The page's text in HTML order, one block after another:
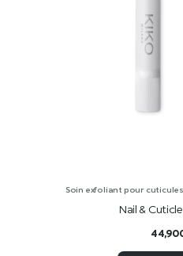
Soin exfoliant pour
Nail &